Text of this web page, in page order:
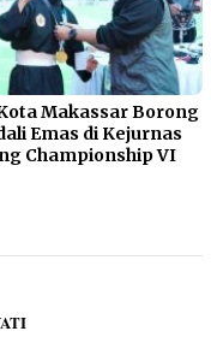
Makassar Borong
Emas di Kejurnas
Championship VI